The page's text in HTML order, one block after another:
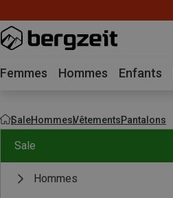
Femmes Hommes Enfants
SaleHommesVêtementsPantalons
Sale
Hommes